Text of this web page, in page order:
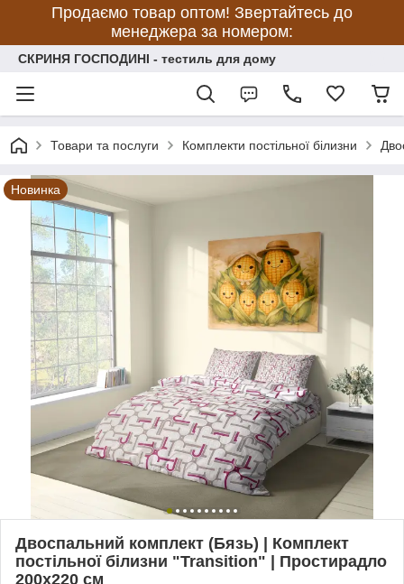
Продаємо товар оптом! Звертайтесь до
менеджера за номером:
СКРИНЯ ГОСПОДИНІ - тестиль для дому
Товари та послуги Комплекти постільної білизни
Новинка
Двоспальний комплект (Бязь) | Комплект
постільної білизни "Transition" | Простирадло
200х220 см